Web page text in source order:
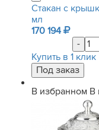
Стакан с
мл
170 194
-
Купить в 1 клик
В избранном В